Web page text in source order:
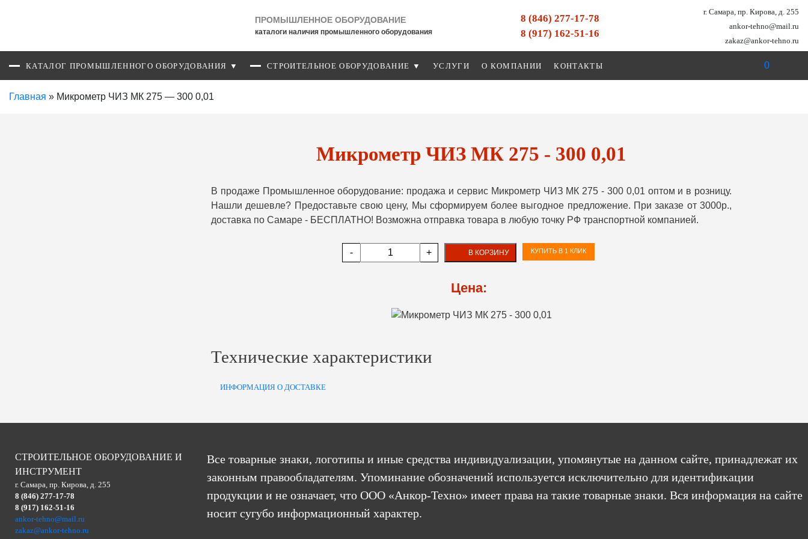
ПРОМЫШЛЕННОЕ ОБОРУДОВАНИЕ
каталоги наличия промышленного оборудования
8 (846) 277-17-78
8 (917) 162-51-16
г. Самара, пр. Кирова, д. 255
ankor-tehno@mail.ru
zakaz@ankor-tehno.ru
КАТАЛОГ ПРОМЫШЛЕННОГО ОБОРУДОВАНИЯ ▼ СТРОИТЕЛЬНОЕ ОБОРУДОВАНИЕ ▼ УСЛУГИ О КОМПАНИИ КОНТАКТЫ 0
Главная » Микрометр ЧИЗ МК 275 — 300 0,01
Микрометр ЧИЗ МК 275 - 300 0,01
В продаже Промышленное оборудование: продажа и сервис Микрометр ЧИЗ МК 275 - 300 0,01 оптом и в розницу.
Нашли дешевле? Предоставьте свою цену, Мы сформируем более выгодное предложение. При заказе от 3000р.,
доставка по Самаре - БЕСПЛАТНО! Возможна отправка товара в любую точку РФ транспортной компанией.
- + В КОРЗИНУ КУПИТЬ В 1 КЛИК
Цена:
Технические характеристики
ИНФОРМАЦИЯ О ДОСТАВКЕ
СТРОИТЕЛЬНОЕ ОБОРУДОВАНИЕ И
ИНСТРУМЕНТ
г. Самара, пр. Кирова, д. 255
8 (846) 277-17-78
8 (917) 162-51-16
ankor-tehno@mail.ru
zakaz@ankor-tehno.ru
Все товарные знаки, логотипы и иные средства индивидуализации, упомянутые на данном сайте, принадлежат их
законным правообладателям. Упоминание обозначений используется исключительно для идентификации
продукции и не означает, что ООО «Анкор-Техно» имеет права на такие товарные знаки. Вся информация на сайте
носит сугубо информационный характер.